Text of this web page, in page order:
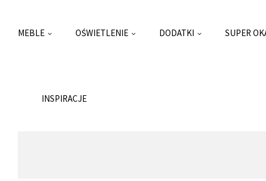
MEBLE OŚWIETLENIE DODATKI SUPER
INSPIRACJE